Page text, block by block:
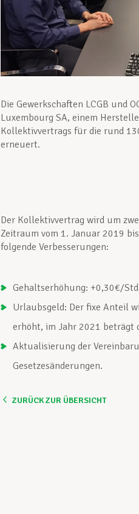
Die Gewerkschaften LCGB und
Luxembourg SA, einem
Kollektivvertrags für die rund
erneuert.
Der Kollektivvertrag wird um
Zeitraum vom 1. Januar 2019
folgende Verbesserungen:
Gehaltserhöhung: +0,30€/
Urlaubsgeld: Der fixe Anteil
erhöht, im Jahr 2021 beträgt
Aktualisierung der
Gesetzesänderungen.
ZURÜCK ZUR ÜBERSICHT